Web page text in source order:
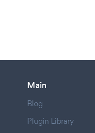
Main
Blog
Plugin Library